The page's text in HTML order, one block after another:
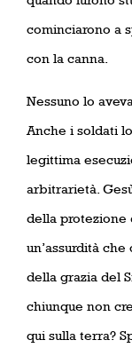
cominciarono a
con la canna.
Nessuno lo
Anche i soldati
legittima
arbitrarietà.
della protezione
un’assurdità
della grazia del
chiunque non
qui sulla terra?